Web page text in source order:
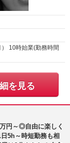
10時始業(勤務時間
を見る
円～◎自由に楽しく
5h～時短勤務も相